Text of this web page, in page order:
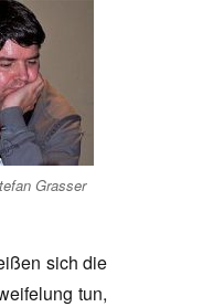
Grasser
sich die
tun,